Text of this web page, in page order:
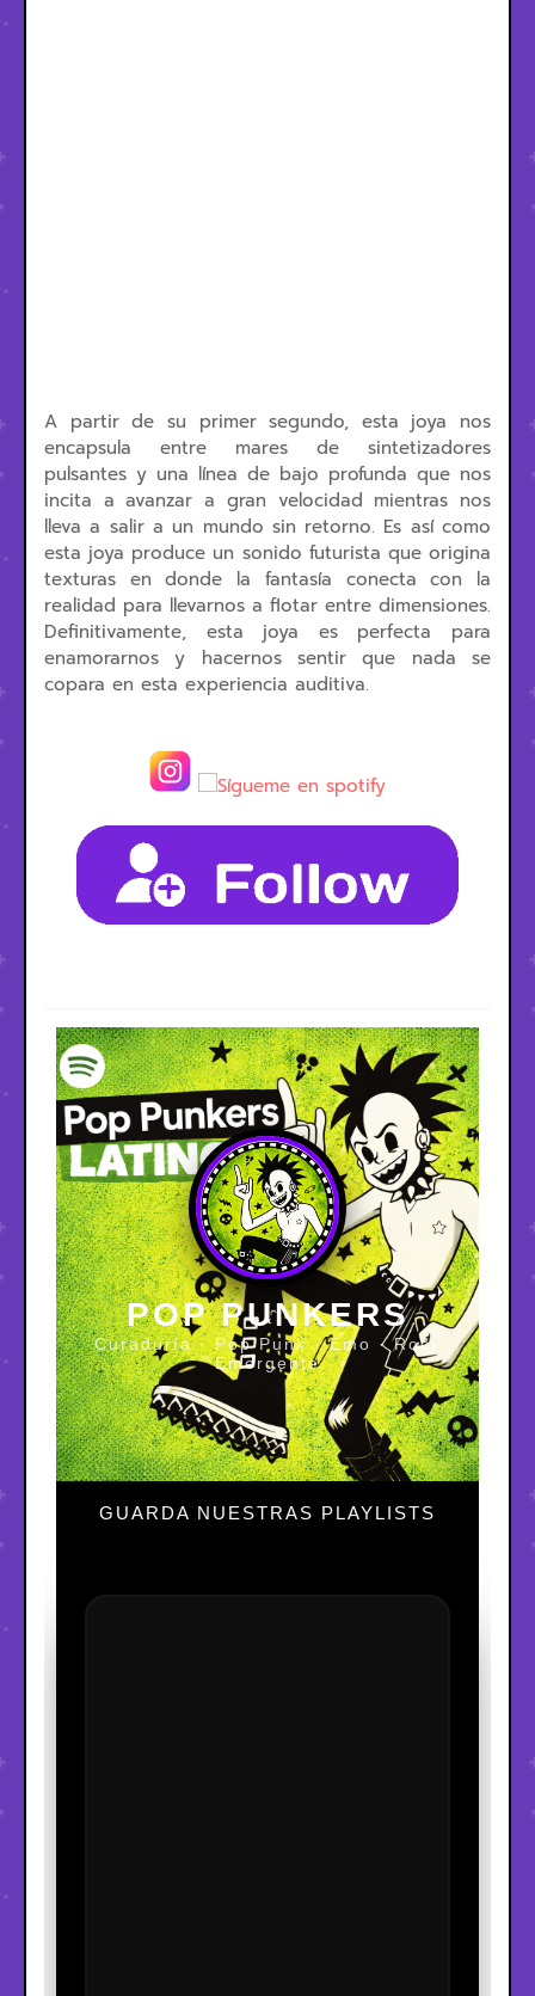
A partir de su primer segundo, esta joya nos
encapsula entre mares de sintetizadores
pulsantes y una línea de bajo profunda que nos
incita a avanzar a gran velocidad mientras nos
lleva a salir a un mundo sin retorno. Es así como
esta joya produce un sonido futurista que origina
texturas en donde la fantasía conecta con la
realidad para llevarnos a flotar entre dimensiones.
Definitivamente, esta joya es perfecta para
enamorarnos y hacernos sentir que nada se
copara en esta experiencia auditiva.
POP PUNKERS
Curaduría · Pop Punk · Emo · Rock
Emergente
GUARDA NUESTRAS PLAYLISTS